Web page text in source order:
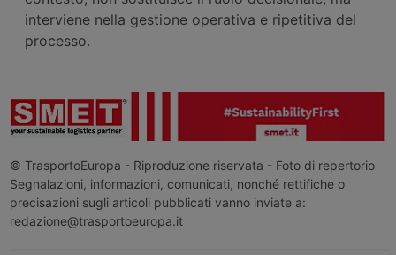
interviene nella gestione operativa e ripetitiva del
processo.
© TrasportoEuropa - Riproduzione riservata - Foto di repertorio
Segnalazioni, informazioni, comunicati, nonché rettifiche o
precisazioni sugli articoli pubblicati vanno inviate a:
redazione@trasportoeuropa.it